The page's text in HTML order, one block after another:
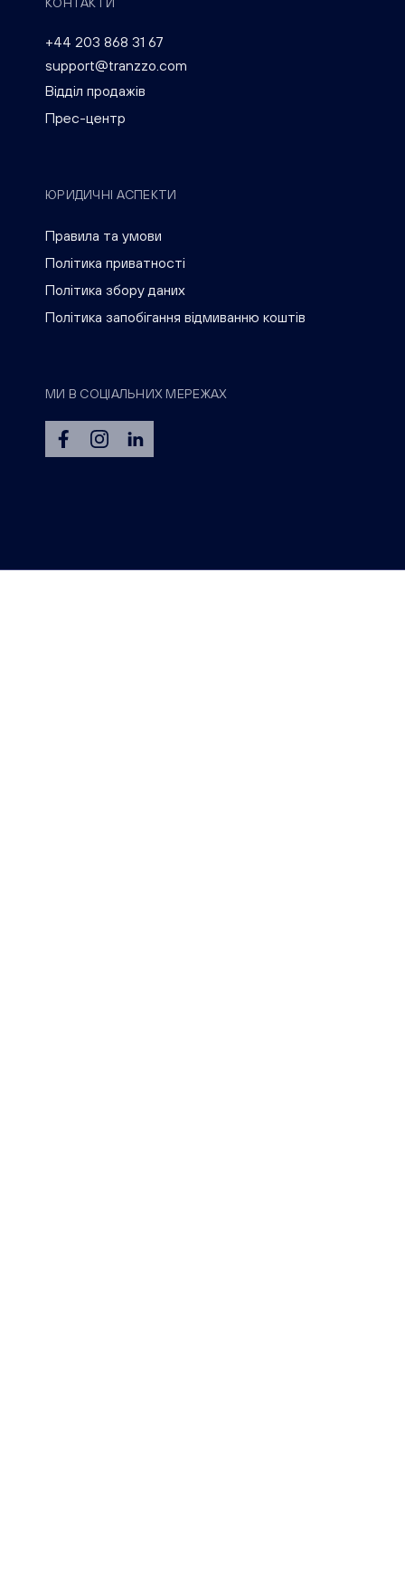
КОНТАКТИ
+44 203 868 31 67
support@tranzzo.com
Відділ продажів
Прес-центр
ЮРИДИЧНІ АСПЕКТИ
Правила та умови
Політика приватності
Політика збору даних
Політика запобігання відмиванню коштів
МИ В СОЦІАЛЬНИХ МЕРЕЖАХ